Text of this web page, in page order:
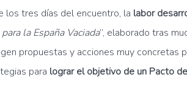
los tres días del encuentro, la labor
la España Vaciada”, elaborado tras
propuestas y acciones muy concretas
para lograr el objetivo de un Pacto de